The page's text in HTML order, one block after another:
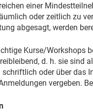
einer
oder zeitlich zu
abgesagt, werden
Kurse/Workshops
d. h. sie sind
oder über das
vergeben.